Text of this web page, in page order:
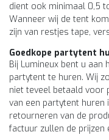
dient ook minimaal 0,5
Wanneer wij de tent
zijn van restjes tape,
Goedkope partytent
Bij Lumineux bent u
partytent te huren. Wij
niet teveel betaald voor
van een partytent huren
retourneren van de
factuur zullen de